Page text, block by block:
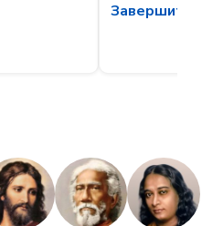
Завершите то,